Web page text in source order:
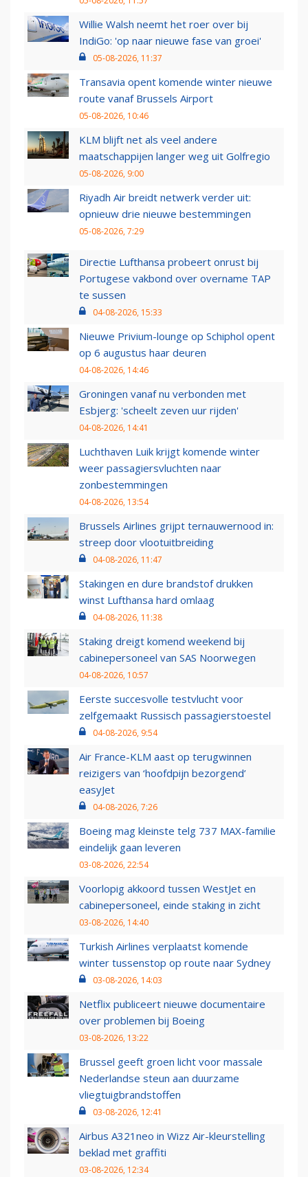
Willie Walsh neemt het roer over bij
IndiGo: 'op naar nieuwe fase van groei'
05-08-2026, 11:37
Transavia opent komende winter nieuwe
route vanaf Brussels Airport
05-08-2026, 10:46
KLM blijft net als veel andere
maatschappijen langer weg uit Golfregio
05-08-2026, 9:00
Riyadh Air breidt netwerk verder uit:
opnieuw drie nieuwe bestemmingen
05-08-2026, 7:29
Directie Lufthansa probeert onrust bij
Portugese vakbond over overname TAP
te sussen
04-08-2026, 15:33
Nieuwe Privium-lounge op Schiphol opent
op 6 augustus haar deuren
04-08-2026, 14:46
Groningen vanaf nu verbonden met
Esbjerg: 'scheelt zeven uur rijden'
04-08-2026, 14:41
Luchthaven Luik krijgt komende winter
weer passagiersvluchten naar
zonbestemmingen
04-08-2026, 13:54
Brussels Airlines grijpt ternauwernood in:
streep door vlootuitbreiding
04-08-2026, 11:47
Stakingen en dure brandstof drukken
winst Lufthansa hard omlaag
04-08-2026, 11:38
Staking dreigt komend weekend bij
cabinepersoneel van SAS Noorwegen
04-08-2026, 10:57
Eerste succesvolle testvlucht voor
zelfgemaakt Russisch passagierstoestel
04-08-2026, 9:54
Air France-KLM aast op terugwinnen
reizigers van ‘hoofdpijn bezorgend’
easyJet
04-08-2026, 7:26
Boeing mag kleinste telg 737 MAX-familie
eindelijk gaan leveren
03-08-2026, 22:54
Voorlopig akkoord tussen WestJet en
cabinepersoneel, einde staking in zicht
03-08-2026, 14:40
Turkish Airlines verplaatst komende
winter tussenstop op route naar Sydney
03-08-2026, 14:03
Netflix publiceert nieuwe documentaire
over problemen bij Boeing
03-08-2026, 13:22
Brussel geeft groen licht voor massale
Nederlandse steun aan duurzame
vliegtuigbrandstoffen
03-08-2026, 12:41
Airbus A321neo in Wizz Air-kleurstelling
beklad met graffiti
03-08-2026, 12:34